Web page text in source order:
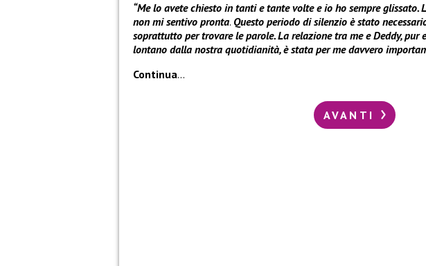
“Me lo avete chiesto in tanti e tante volte e io ho sempre glissato.
non mi sentivo pronta. Questo periodo di silenzio è stato
soprattutto per trovare le parole. La relazione tra me e Deddy, pur
lontano dalla nostra quotidianità, è stata per me davvero
Continua…
AVANTI